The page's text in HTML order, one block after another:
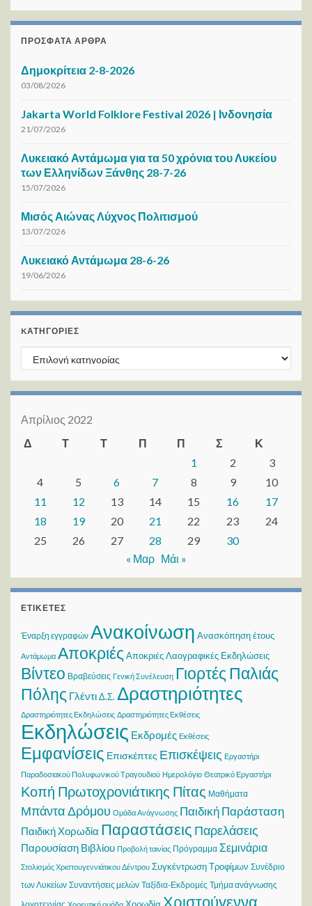
ΠΡΌΣΦΑΤΑ ΆΡΘΡΑ
Δημοκρίτεια 2-8-2026
03/08/2026
Jakarta World Folklore Festival 2026 | Ινδονησία
21/07/2026
Λυκειακό Αντάμωμα για τα 50 χρόνια του Λυκείου
των Ελληνίδων Ξάνθης 28-7-26
15/07/2026
Μισός Αιώνας Λύχνος Πολιτισμού
13/07/2026
Λυκειακό Αντάμωμα 28-6-26
19/06/2026
KΑΤΗΓΟΡΊΕΣ
Kατηγορίες
Απρίλιος 2022
Δ
Τ Τ Π Π Σ
Κ
1
2
3
4
5 6 7 8 9
10
11
12 13 14 15 16
17
18
19 20 21 22 23
24
25
26 27 28 29
30
« Μαρ Μάι »
ΕΤΙΚΈΤΕΣ
Έναρξη εγγραφών Ανακοίνωση Ανασκόπηση έτους
Αντάμωμα Αποκριές Αποκριές Λαογραφικές Εκδηλώσεις
Βίντεο Βραβεύσεις Γενική Συνέλευση Γιορτές Παλιάς
Πόλης ΓλέντιΔ.Σ. Δραστηριότητες
Δραστηριότητες Εκδηλώσεις Δραστηριότητες Εκθέσεις
Εκδηλώσεις Εκδρομές Εκθέσεις
Εμφανίσεις Επισκέπτες Επισκέψεις Εργαστήρι
Παραδοσιακού Πολυφωνικού Τραγουδιού Ημερολόγιο Θεατρικό Εργαστήρι
Κοπή Πρωτοχρονιάτικης Πίτας Μαθήματα
Μπάντα Δρόμου Ομάδα Ανάγνωσης Παιδική Παράσταση
Παιδική Χορωδία Παραστάσεις Παρελάσεις
Παρουσίαση Βιβλίου Προβολή ταινίας Πρόγραμμα Σεμινάρια
Στολισμός Χριστουγεννιάτικου Δέντρου Συγκέντρωση Τροφίμων Συνέδριο
των Λυκείων Συναντήσεις μελών Ταξίδια-Εκδρομές Τμήμα ανάγνωσης
Χριστούγεννα